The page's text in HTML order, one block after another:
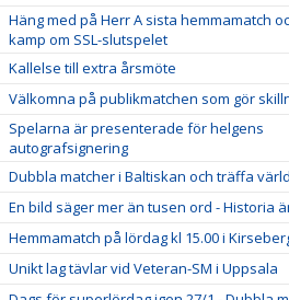
Häng med på Herr A sista hemmamatch
kamp om SSL-slutspelet
Kallelse till extra årsmöte
Välkomna på publikmatchen som gör
Spelarna är presenterade för helgens
autografsignering
Dubbla matcher i Baltiskan och träffa
En bild säger mer än tusen ord - Historia
Hemmamatch på lördag kl 15.00 i
Unikt lag tävlar vid Veteran-SM i Uppsala